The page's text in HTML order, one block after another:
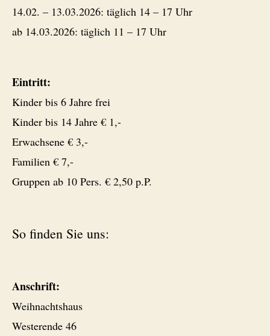
14.02. – 13.03.2026: täglich 14 – 17 Uhr
ab 14.03.2026: täglich 11 – 17 Uhr
Eintritt:
Kinder bis 6 Jahre frei
Kinder bis 14 Jahre € 1,-
Erwachsene € 3,-
Familien € 7,-
Gruppen ab 10 Pers. € 2,50 p.P.
So finden Sie uns:
Anschrift:
Weihnachtshaus
Westerende 46